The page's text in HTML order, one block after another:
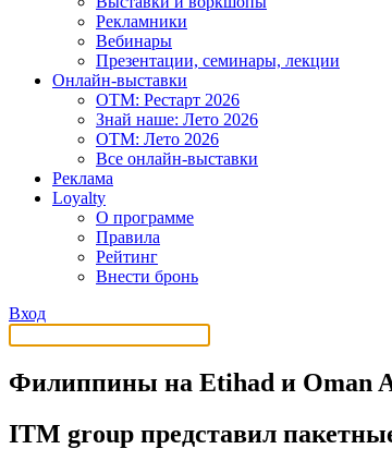
Рекламники
Вебинары
Презентации, семинары, лекции
Онлайн-выставки
OTM: Рестарт 2026
Знай наше: Лето 2026
OTM: Лето 2026
Все онлайн-выставки
Реклама
Loyalty
О программе
Правила
Рейтинг
Внести бронь
Вход
Филиппины на Etihad и Oman
ITM group представил